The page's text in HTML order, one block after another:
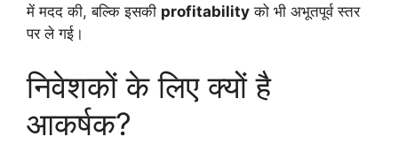
में मदद की, बल्कि इसकी profitability को भी अभूतपूर्व स्तर
पर ले गई।
निवेशकों के लिए क्यों है
आकर्षक?